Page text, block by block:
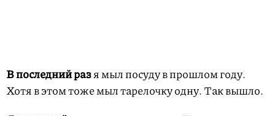
В последний разя мыл посуду в прошлом году.
Хотя в этом тоже мыл тарелочку одну. Так вышло.